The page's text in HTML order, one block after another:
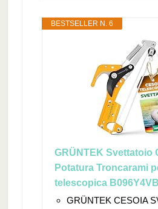
BESTSELLER N. 6
GRÜNTEK Svettatoio
Potatura Troncarami
telescopica
GRÜNTEK CESOIA